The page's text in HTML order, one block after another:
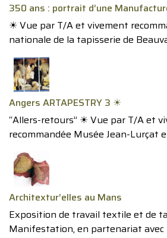
350 ans : portrait d’une
☀︎ Vue par T/A et vivement
nationale de la tapisserie de
Angers ARTAPESTRY 3 ☀︎
“Allers-retours” ☀︎ Vue par T/A et
recommandée Musée Jean-Lurçat
Architextur’elles au Mans
Exposition de travail textile et de
Manifestation, en partenariat avec